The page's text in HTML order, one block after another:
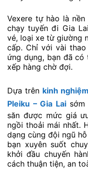
Vexere tự hào là
chạy tuyến đi Gia
vé, loại xe từ giường
cấp. Chỉ với vài
ứng dụng, bạn đã
xếp hàng chờ đợi.
Dựa trên kinh
Pleiku – Gia Lai
săn được mức giá
ngồi thoải mái nhất.
dạng cùng đội ngũ
bạn xuyên suốt
khởi đầu chuyến
cách thuận tiện, an